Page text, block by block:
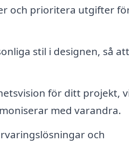
och prioritera utgifter
stil i designen, så
för ditt projekt,
med varandra.
och